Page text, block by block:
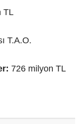
TL
T.A.O.
726 milyon TL